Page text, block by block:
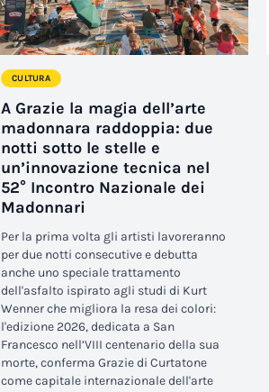
CULTURA
A Grazie la magia dell’arte
madonnara raddoppia: due
notti sotto le stelle e
un’innovazione tecnica nel
52° Incontro Nazionale dei
Madonnari
Per la prima volta gli artisti lavoreranno
per due notti consecutive e debutta
anche uno speciale trattamento
dell'asfalto ispirato agli studi di Kurt
Wenner che migliora la resa dei colori:
l'edizione 2026, dedicata a San
Francesco nell’VIII centenario della sua
morte, conferma Grazie di Curtatone
come capitale internazionale dell'arte